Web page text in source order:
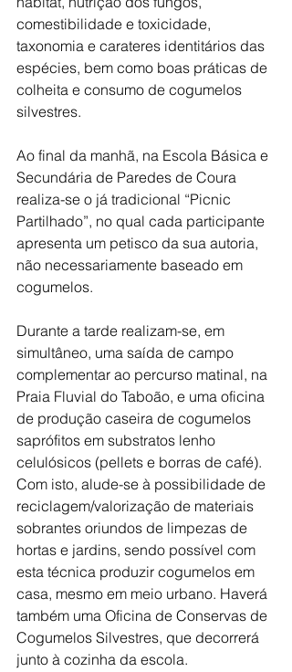
comestibilidade e toxicidade,
taxonomia e carateres identitários das
espécies, bem como boas práticas de
colheita e consumo de cogumelos
silvestres.
Ao final da manhã, na Escola Básica e
Secundária de Paredes de Coura
realiza-se o já tradicional “Picnic
Partilhado”, no qual cada participante
apresenta um petisco da sua autoria,
não necessariamente baseado em
cogumelos.
Durante a tarde realizam-se, em
simultâneo, uma saída de campo
complementar ao percurso matinal, na
Praia Fluvial do Taboão, e uma oficina
de produção caseira de cogumelos
saprófitos em substratos lenho
celulósicos (pellets e borras de café).
Com isto, alude-se à possibilidade de
reciclagem/valorização de materiais
sobrantes oriundos de limpezas de
hortas e jardins, sendo possível com
esta técnica produzir cogumelos em
casa, mesmo em meio urbano. Haverá
também uma Oficina de Conservas de
Cogumelos Silvestres, que decorrerá
junto à cozinha da escola.